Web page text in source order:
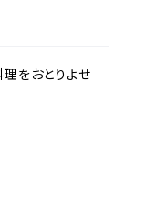
をおとりよせ